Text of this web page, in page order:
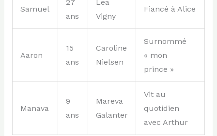
Samuel
27
ans
Léa
Vigny
Fiancé à Alice
Aaron
15
ans
Caroline
Nielsen
Surnommé
« mon
prince »
Manava
9
ans
Mareva
Galanter
Vit au
quotidien
avec Arthur